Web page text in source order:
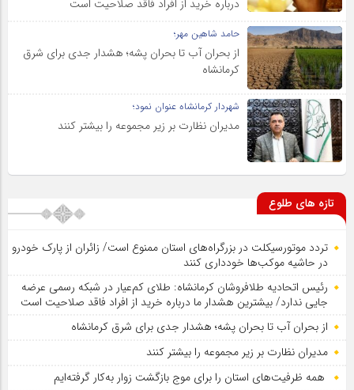
درباره خرید از افراد فاقد صلاحیت است
حامد شاهین مهر؛
از بحران آب تا بحران پشه؛ هشدار جدی برای شرق
کرمانشاه
شهردار کرمانشاه عنوان نمود؛
مدیران نظارت بر زیر مجموعه را بیشتر کنند
تازه های طلوع
تردد موتورسیکلت در بزرگراه‌های استان ممنوع است/ زائران از پارک خودرو
در حاشیه موکب‌ها خودداری کنند
رئیس اتحادیه طلافروشان کرمانشاه: طلای کم‌عیار در شبکه رسمی عرضه
جایی ندارد/ بیشترین هشدار ما درباره خرید از افراد فاقد صلاحیت است
از بحران آب تا بحران پشه؛ هشدار جدی برای شرق کرمانشاه
مدیران نظارت بر زیر مجموعه را بیشتر کنند
همه ظرفیت‌های استان را برای موج بازگشت زوار به‌کار گرفته‌ایم